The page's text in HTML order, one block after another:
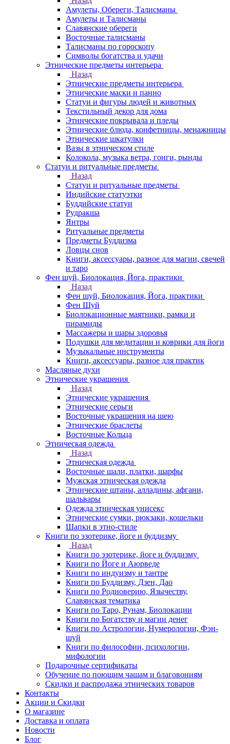
Амулеты, Обереги, Талисманы
Амулеты и Талисманы
Славянские обереги
Восточные талисманы
Талисманы по гороскопу
Символы богатства и удачи
Этнические предметы интерьера
Назад
Этнические предметы интерьера
Этнические маски и панно
Статуи и фигуры людей и животных
Текстильный декор для дома
Этнические покрывала и пледы
Этнические блюда, конфетницы, менажницы
Этнические шкатулки
Вазы в этническом стиле
Колокола, музыка ветра, гонги, рынды
Статуи и ритуальные предметы
Назад
Статуи и ритуальные предметы
Индийские статуэтки
Буддийские статуи
Рудракша
Янтры
Ритуальные предметы
Предметы Буддизма
Ловцы снов
Книги, аксессуары, разное для магии, свечей
и таро
Фен шуй, Биолокация, Йога, практики
Назад
Фен шуй, Биолокация, Йога, практики
Фен Шуй
Биолокационные маятники, рамки и
пирамиды
Массажеры и шары здоровья
Подушки для медитации и коврики для йоги
Музыкальные инструменты
Книги, аксессуары, разное для практик
Масляные духи
Этнические украшения
Назад
Этнические украшения
Этнические серьги
Восточные украшения на шею
Этнические браслеты
Восточные Кольца
Этническая одежда
Назад
Этническая одежда
Восточные шали, платки, шарфы
Мужская этническая одежда
Этнические штаны, алладины, афгани,
шальвары
Одежда этническая унисекс
Этнические сумки, рюкзаки, кошельки
Шапки в этно-стиле
Книги по эзотерике, йоге и буддизму
Назад
Книги по эзотерике, йоге и буддизму
Книги по Йоге и Аюрведе
Книги по индуизму и тантре
Книги по Буддизму, Дзен, Дао
Книги по Родноверию, Язычеству,
Славянская тематика
Книги по Таро, Рунам, Биолокации
Книги по Богатству и магии денег
Книги по Астрологии, Нумерологии, Фэн-
шуй
Книги по философии, психологии,
мифологии
Подарочные сертификаты
Обучение по поющим чашам и благовониям
Скидки и распродажа этнических товаров
Контакты
Акции и Скидки
О магазине
Доставка и оплата
Новости
Блог